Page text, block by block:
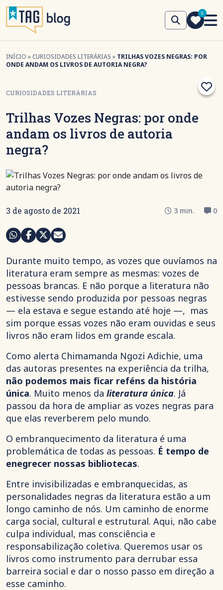
0
INÍCIO »CURIOSIDADES LITERÁRIAS » TRILHAS VOZES NEGRAS: POR
ONDE ANDAM OS LIVROS DE AUTORIA NEGRA?
CURIOSIDADES LITERÁRIAS
Trilhas Vozes Negras: por onde
andam os livros de autoria
negra?
3 de agosto de 2021 3 min. 0
Durante muito tempo, as vozes que ouvíamos na
literatura eram sempre as mesmas: vozes de
pessoas brancas. E não porque a literatura não
estivesse sendo produzida por pessoas negras
— ela estava e segue estando até hoje —, mas
sim porque essas vozes não eram ouvidas e seus
livros não eram lidos em grande escala.
Como alerta Chimamanda Ngozi Adichie, uma
das autoras presentes na experiência da trilha,
não podemos mais ficar reféns da história
única. Muito menos da literatura única. Já
passou da hora de ampliar as vozes negras para
que elas reverberem pelo mundo.
O embranquecimento da literatura é uma
problemática de todas as pessoas. É tempo de
enegrecer nossas bibliotecas.
Entre invisibilizadas e embranquecidas, as
personalidades negras da literatura estão a um
longo caminho de nós. Um caminho de enorme
carga social, cultural e estrutural. Aqui, não cabe
culpa individual, mas consciência e
responsabilização coletiva. Queremos usar os
livros como instrumento para derrubar essa
barreira social e dar o nosso passo em direção a
esse caminho.